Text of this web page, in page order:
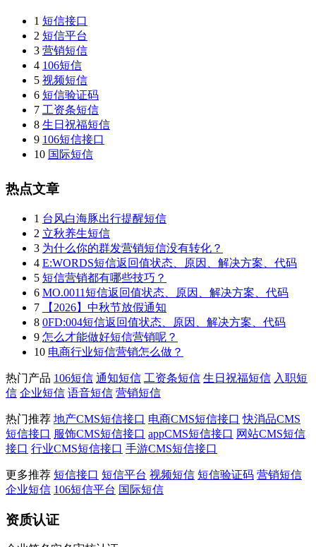
1 短信接口
2 短信平台
3 营销短信
4 106短信
5 视频短信
6 短信验证码
7 工资条短信
8 生日祝福短信
9 106短信接口
10 国际短信
热点文章
1 台风白海豚出行提醒短信
2 立秋养生短信
3 为什么你的群发营销短信没有转化？
4 E:WORDS短信返回值状态、原因、解决方案、代码
5 短信营销都有哪些技巧？
6 MO.0011短信返回值状态、原因、解决方案、代码
7
【2026】中秋节放假通知
8 0FD:004短信返回值状态、原因、解决方案、代码
9 怎么才能做好短信营销呢？
10 电商行业短信营销怎么做？
热门产品 106短信 通知短信 工资条短信 生日祝福短信 入职短
信 企业短信 语音短信 营销短信
热门推荐 地产CMS短信接口 电商CMS短信接口 快消品CMS
短信接口 服饰CMS短信接口 appCMS短信接口 网站CMS短信
接口 行业CMS短信接口 手游CMS短信接口
更多推荐 短信接口 短信平台 视频短信 短信验证码 营销短信
企业短信 106短信平台 国际短信
资质认证